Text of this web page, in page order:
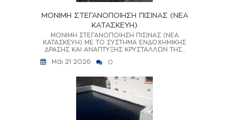
ΜΟΝΙΜΗ ΣΤΕΓΑΝΟΠΟΙΗΣΗ ΠΙΣΙΝΑΣ (ΝΕΑ
ΚΑΤΑΣΚΕΥΗ)
ΜΟΝΙΜΗ ΣΤΕΓΑΝΟΠΟΙΗΣΗ ΠΙΣΙΝΑΣ (ΝΕΑ
ΚΑΤΑΣΚΕΥΗ) ΜΕ ΤΟ ΣΥΣΤΗΜΑ ΕΝΔΟΧΗΜΙΚΗΣ
ΔΡΑΣΗΣ ΚΑΙ ΑΝΑΠΤΥΞΗΣ ΚΡΥΣΤΑΛΛΩΝ ΤΗΣ...
Μάι 21 2026
0